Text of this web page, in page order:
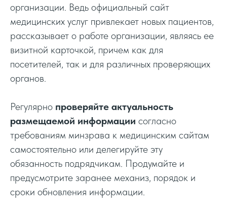
организации. Ведь официальный сайт
медицинских услуг привлекает новых пациентов,
рассказывает о работе организации, являясь ее
визитной карточкой, причем как для
посетителей, так и для различных проверяющих
органов.
Регулярно проверяйте актуальность
размещаемой информации согласно
требованиям минзрава к медицинским сайтам
самостоятельно или делегируйте эту
обязанность подрядчикам. Продумайте и
предусмотрите заранее механиз, порядок и
сроки обновления информации.